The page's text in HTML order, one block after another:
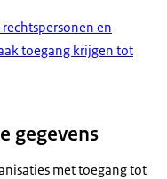
en
toegang krijgen tot
gegevens
met toegang tot